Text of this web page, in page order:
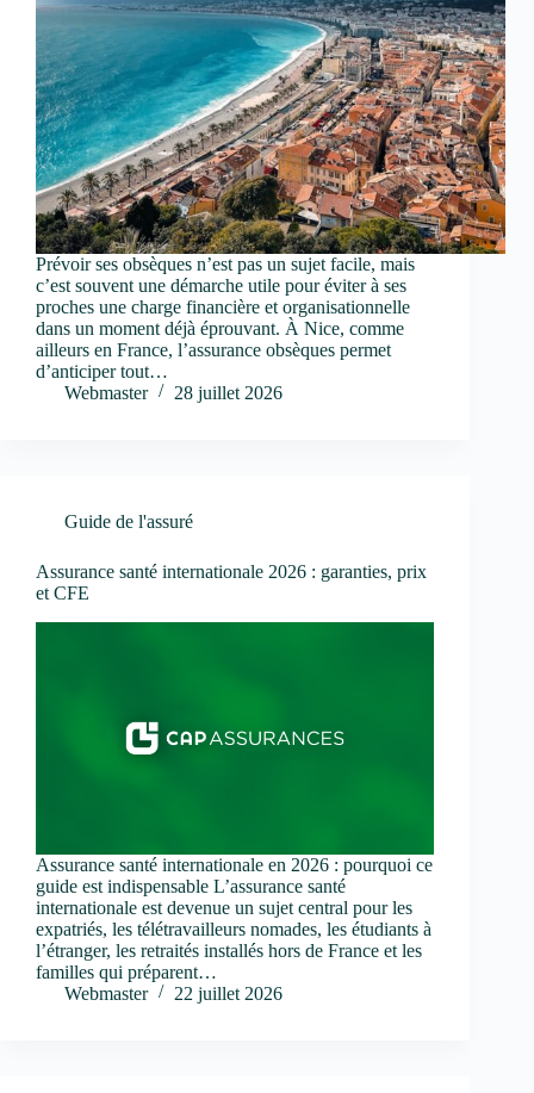
Prévoir ses obsèques n’est pas un sujet facile, mais
c’est souvent une démarche utile pour éviter à ses
proches une charge financière et organisationnelle
dans un moment déjà éprouvant. À Nice, comme
ailleurs en France, l’assurance obsèques permet
d’anticiper tout…
Webmaster
28 juillet 2026
Guide de l'assuré
Assurance santé internationale 2026 : garanties, prix
et CFE
Assurance santé internationale en 2026 : pourquoi ce
guide est indispensable L’assurance santé
internationale est devenue un sujet central pour les
expatriés, les télétravailleurs nomades, les étudiants à
l’étranger, les retraités installés hors de France et les
familles qui préparent…
Webmaster
22 juillet 2026